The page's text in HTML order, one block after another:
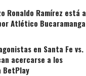
Ronaldo Ramírez está a
Atlético Bucaramanga
en Santa Fe vs.
acercarse a los
BetPlay